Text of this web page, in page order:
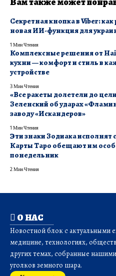
Секретная кнопка в Viber: как
новая ИИ-функция для
1 Мин Чтения
Комплексные решения от
кухни — комфорт и стиль в
устройстве
3 Мин Чтения
«Все ракеты долетели до
Зеленский об ударах
заводу «Искандеров»
1 Мин Чтения
Эти знаки Зодиака исполнят
Карты Таро обещают им
понедельник
2 Мин Чтения
О НАС
Новостной блок с актуальными
медицине, технологиях,
других темах, собранные
уголков земного шара.